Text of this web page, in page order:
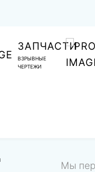
ЗАПЧАСТИ
ВЗРЫВНЫЕ
ЧЕРТЕЖИ
Мы